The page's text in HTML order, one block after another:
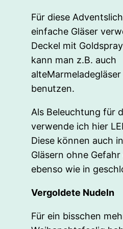
Für diese
einfache Gläser
Deckel mit
kann man z.B. auch
benutzen.
Als Beleuchtung für
verwende ich hier
Diese können auch
Gläsern ohne
ebenso wie in
Vergoldete Nudeln
Für ein bisschen